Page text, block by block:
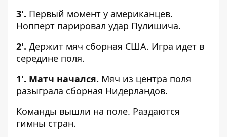
3'. Первый момент у американцев.
Нопперт парировал удар Пулишича.
2'. Держит мяч сборная США. Игра идет в
середине поля.
1'. Матч начался. Мяч из центра поля
разыграла сборная Нидерландов.
Команды вышли на поле. Раздаются
гимны стран.